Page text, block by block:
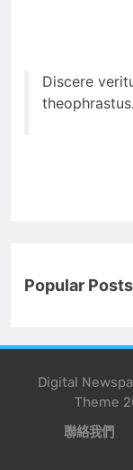
Discere
Popular Posts
Digital
Theme
聯絡我們